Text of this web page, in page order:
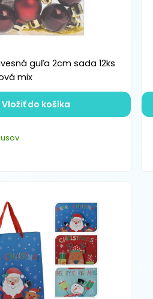
guľa 2cm sada 12ks
mix
Vložiť do košíka